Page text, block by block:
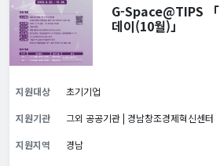
G-Space@TIPS
데이(10월)」
지원대상
초기기업
지원기관
그외 공공기관 | 경남창조경제혁신센터
지원지역
경남